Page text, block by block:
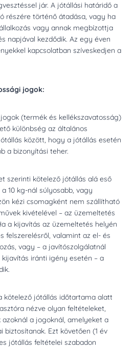
jár. A jótállási határidő a
részére történő átadása, vagy ha
vagy annak megbízottja
napjával kezdődik. Az egy éven
kapcsolatban szíveskedjen a
jogok:
(termék és kellékszavatosság)
különbség az általános
között, hogy a jótállás esetén
a bizonyítási teher.
szerinti kötelező jótállás alá eső
10 kg-nál súlyosabb, vagy
kézi csomagként nem szállítható
kivételével – az üzemeltetés
a kijavítás az üzemeltetés helyén
felszerelésről, valamint az el- és
vagy – a javítószolgálatnál
iránti igény esetén – a
kötelező jótállás időtartama alatt
nézve olyan feltételeket,
a jogoknál, amelyeket a
biztosítanak. Ezt követően (1 év
jótállás feltételei szabadon